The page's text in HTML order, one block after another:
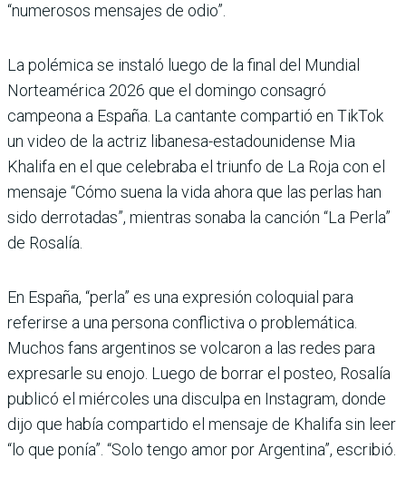
“numerosos mensajes de odio”.
La polémica se instaló luego de la final del Mundial
Norteamérica 2026 que el domingo consagró
campeona a España. La cantante compartió en TikTok
un video de la actriz libanesa-estadounidense Mia
Khalifa en el que celebraba el triunfo de La Roja con el
mensaje “Cómo suena la vida ahora que las perlas han
sido derrotadas”, mientras sonaba la canción “La Perla”
de Rosalía.
En España, “perla” es una expresión coloquial para
referirse a una persona conflictiva o problemática.
Muchos fans argentinos se volcaron a las redes para
expresarle su enojo. Luego de borrar el posteo, Rosalía
publicó el miércoles una disculpa en Instagram, donde
dijo que había compartido el mensaje de Khalifa sin leer
“lo que ponía”. “Solo tengo amor por Argentina”, escribió.